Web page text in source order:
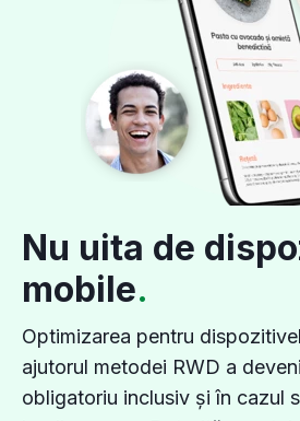
Nu uita de
mobile.
Optimizarea pentru
ajutorul metodei RWD a
obligatoriu inclusiv și în cazul